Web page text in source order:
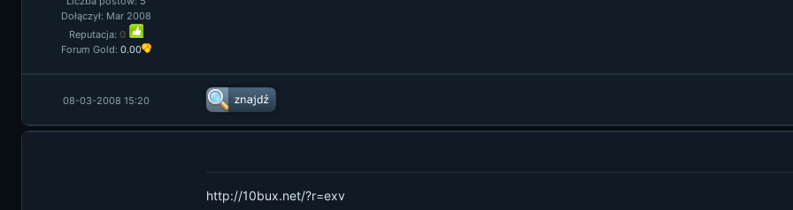
Dołączył: Mar 2008
Reputacja: 0
Forum Gold: 0.00
08-03-2008 15:20
http://10bux.net/?r=exv